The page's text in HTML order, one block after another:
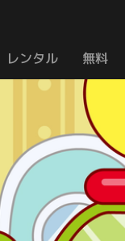
レンタル 無料